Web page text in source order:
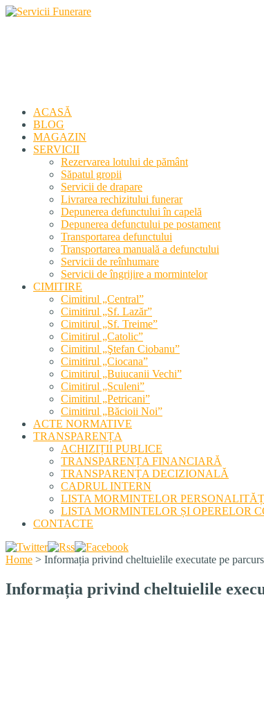
ACASĂ
BLOG
MAGAZIN
SERVICII
Rezervarea lotului de pământ
Săpatul gropii
Servicii de drapare
Livrarea rechizitului funerar
Depunerea defunctului în capelă
Depunerea defunctului pe postament
Transportarea defunctului
Transportarea manuală a defunctului
Servicii de reînhumare
Servicii de îngrijire a mormintelor
CIMITIRE
Cimitirul „Central”
Cimitirul „Sf. Lazăr”
Cimitirul „Sf. Treime”
Cimitirul „Catolic”
Cimitirul „Ştefan Ciobanu”
Cimitirul „Ciocana”
Cimitirul „Buiucanii Vechi”
Cimitirul „Sculeni”
Cimitirul „Petricani”
Cimitirul „Băcioii Noi”
ACTE NORMATIVE
TRANSPARENȚA
ACHIZIȚII PUBLICE
TRANSPARENȚA FINANCIARĂ
TRANSPARENȚA DECIZIONALĂ
CADRUL INTERN
LISTA MORMINTELOR
LISTA MORMINTELOR ȘI OPERELOR
CONTACTE
Home > Informația privind cheltuielile executate pe
Informația privind cheltuielile